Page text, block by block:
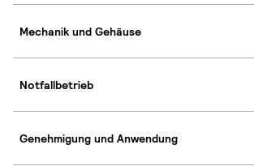
Mechanik und Gehäuse
Notfallbetrieb
Genehmigung und Anwendung